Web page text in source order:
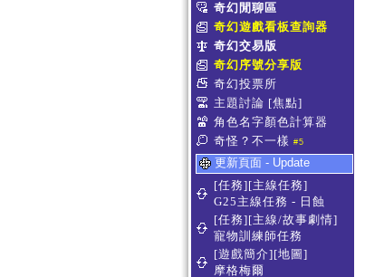
奇幻閒聊區
奇幻遊戲看板查詢器
奇幻交易版
奇幻序號分享版
奇幻投票所
主題討論 [焦點]
角色名字顏色計算器
奇怪？不一樣 #5
更新頁面 - Update
[任務][主線任務]
G25主線任務 - 日蝕
[任務][主線/故事劇情]
寵物訓練師任務
[遊戲簡介][地圖]
摩格梅爾